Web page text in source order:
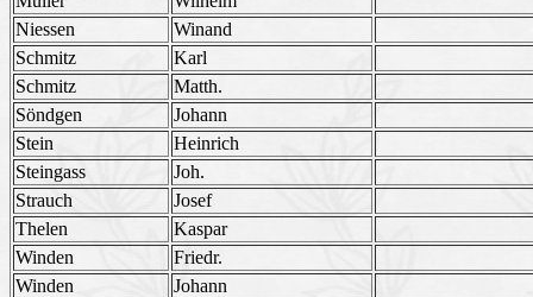
Niessen
Winand
Schmitz
Karl
Schmitz
Matth.
Söndgen
Johann
Stein
Heinrich
Steingass
Joh.
Strauch
Josef
Thelen
Kaspar
Winden
Friedr.
Winden
Johann